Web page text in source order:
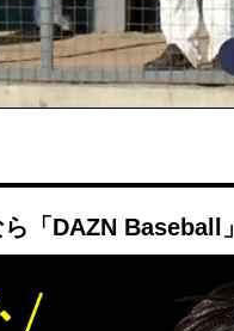
「DAZN Baseball」